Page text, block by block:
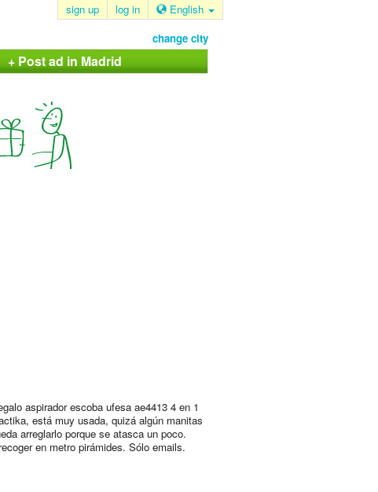
sign up log in English
change city
+ Post ad in Madrid
aspirador escoba ufesa ae4413 4 en 1
está muy usada, quizá algún manitas
arreglarlo porque se atasca un poco.
en metro pirámides. Sólo emails.